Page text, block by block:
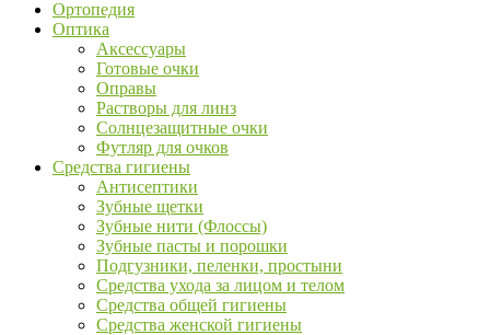
Ортопедия
Оптика
Аксессуары
Готовые очки
Оправы
Растворы для линз
Солнцезащитные очки
Футляр для очков
Средства гигиены
Антисептики
Зубные щетки
Зубные нити (Флоссы)
Зубные пасты и порошки
Подгузники, пеленки, простыни
Средства ухода за лицом и телом
Средства общей гигиены
Средства женской гигиены